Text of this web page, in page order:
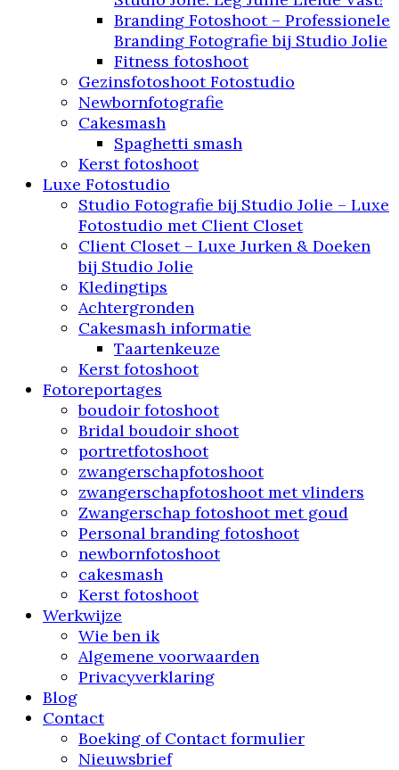
Branding Fotoshoot – Professionele
Branding Fotografie bij Studio Jolie
Fitness fotoshoot
Gezinsfotoshoot Fotostudio
Newbornfotografie
Cakesmash
Spaghetti smash
Kerst fotoshoot
Luxe Fotostudio
Studio Fotografie bij Studio Jolie – Luxe
Fotostudio met Client Closet
Client Closet – Luxe Jurken & Doeken
bij Studio Jolie
Kledingtips
Achtergronden
Cakesmash informatie
Taartenkeuze
Kerst fotoshoot
Fotoreportages
boudoir fotoshoot
Bridal boudoir shoot
portretfotoshoot
zwangerschapfotoshoot
zwangerschapfotoshoot met vlinders
Zwangerschap fotoshoot met goud
Personal branding fotoshoot
newbornfotoshoot
cakesmash
Kerst fotoshoot
Werkwijze
Wie ben ik
Algemene voorwaarden
Privacyverklaring
Blog
Contact
Boeking of Contact formulier
Nieuwsbrief